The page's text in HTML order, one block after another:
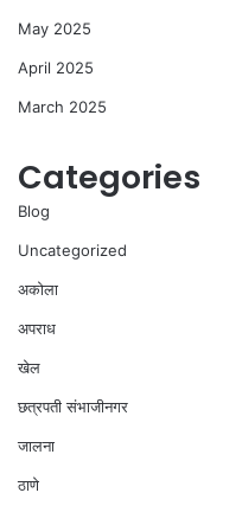
May 2025
April 2025
March 2025
Categories
Blog
Uncategorized
अकोला
अपराध
खेल
छत्रपती संभाजीनगर
जालना
ठाणे